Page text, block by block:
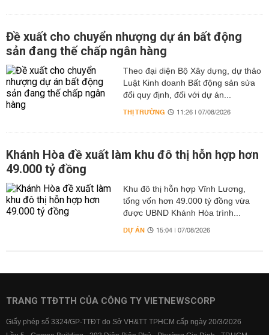
Đề xuất cho chuyển nhượng dự án bất động
sản đang thế chấp ngân hàng
Theo đại diện Bộ Xây dựng, dự thảo
Luật Kinh doanh Bất động sản sửa
đổi quy định, đối với dự án...
THỊ TRƯỜNG 11:26 | 07/08/2026
Khánh Hòa đề xuất làm khu đô thị hỗn hợp hơn
49.000 tỷ đồng
Khu đô thị hỗn hợp Vĩnh Lương,
tổng vốn hơn 49.000 tỷ đồng vừa
được UBND Khánh Hòa trình...
DỰ ÁN 15:04 | 07/08/2026
TRANG TTĐTTH CỦA CÔNG TY VIETNEWSCORP
Giấy phép số 3324/GP-TTĐT do Sở VH&TT TPHCM cấp ngày 20/3/2026